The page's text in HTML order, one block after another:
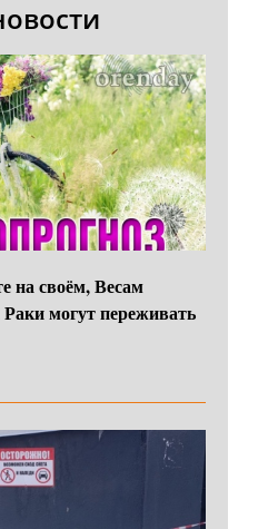
на своём, Весам
Раки могут переживать